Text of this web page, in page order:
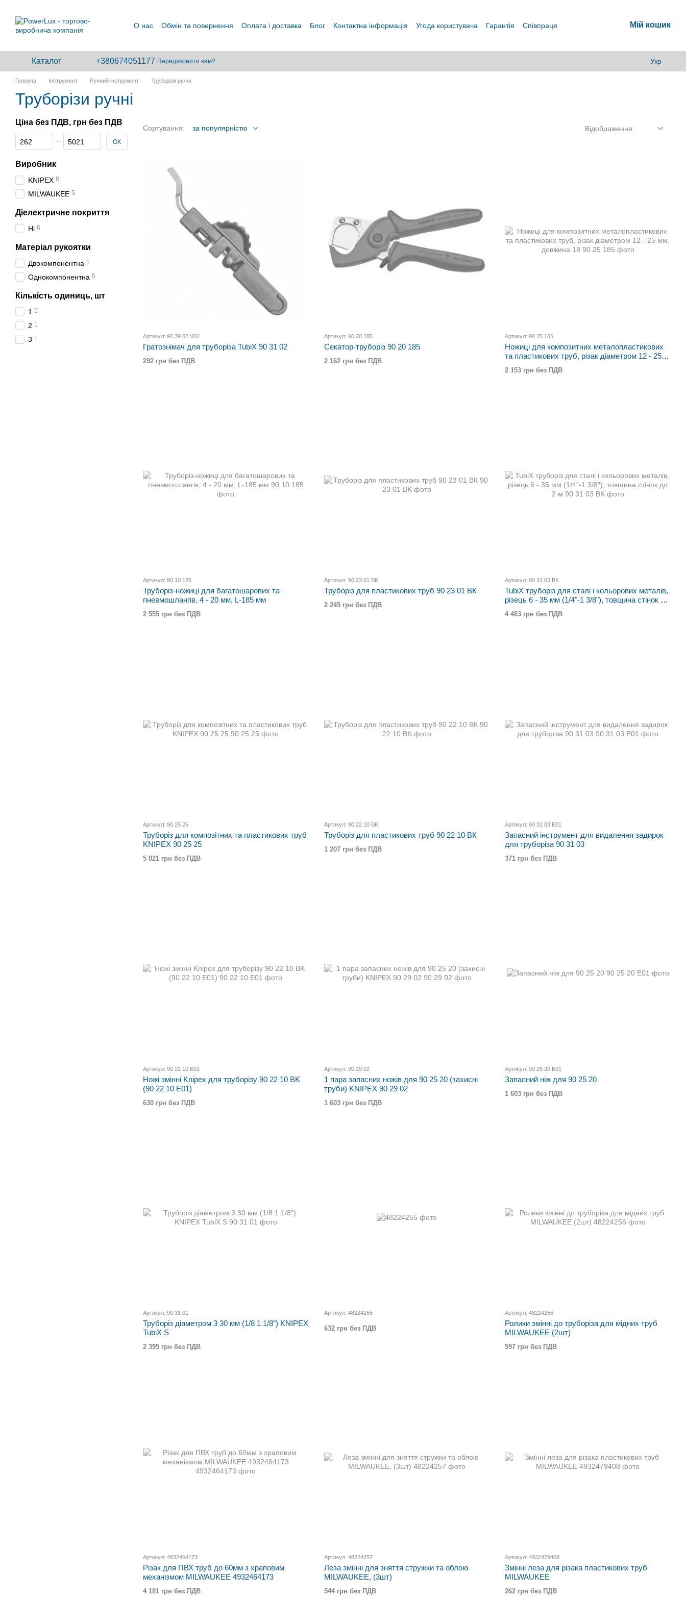
О нас Обмін та повернення Оплата і доставка Блог Контактна інформація Угода користувача Гарантія Співпраця Мій кошик
Каталог +380674051177 Передзвонити вам? Укр
Головна Інструмент Ручний інструмент Труборізи ручні
Труборізи ручні
Сортування: за популярністю Відображення:
Артикул: 90 39 02 V02
Гратознімач для труборіза TubiX 90 31 02
292 грн без ПДВ
Артикул: 90 20 185
Секатор-труборіз 90 20 185
2 162 грн без ПДВ
Артикул: 90 25 185
Ножиці для композитних металопластикових
та пластикових труб, різак діаметром 12 - 25
2 153 грн без ПДВ
Артикул: 90 10 185
Труборіз-ножиці для багатошарових та
пневмошлангів, 4 - 20 мм, L-185 мм
2 555 грн без ПДВ
Артикул: 90 23 01 BK
Труборіз для пластикових труб 90 23 01 ВК
2 245 грн без ПДВ
Артикул: 90 31 03 BK
TubiX труборіз для сталі і кольорових металів,
різець 6 - 35 мм (1/4"-1 3/8"), товщина стінок до
4 483 грн без ПДВ
Артикул: 90 25 25
Труборіз для композітних та пластикових труб
KNIPEX 90 25 25
5 021 грн без ПДВ
Артикул: 90 22 10 BK
Труборіз для пластикових труб 90 22 10 ВК
1 207 грн без ПДВ
Артикул: 90 31 03 E01
Запасний інструмент для видалення задирок
для труборіза 90 31 03
371 грн без ПДВ
Артикул: 90 22 10 E01
Ножі змінні Knipex для труборізу 90 22 10 BK
(90 22 10 E01)
630 грн без ПДВ
Артикул: 90 29 02
1 пара запасних ножів для 90 25 20 (захисні
труби) KNIPEX 90 29 02
1 603 грн без ПДВ
Артикул: 90 25 20 E01
Запасний ніж для 90 25 20
1 603 грн без ПДВ
Артикул: 90 31 01
Труборіз діаметром 3 30 мм (1/8 1 1/8") KNIPEX
TubiX S
2 395 грн без ПДВ
Артикул: 48224255
632 грн без ПДВ
Артикул: 48224256
Ролики змінні до труборіза для мідних труб
MILWAUKEE (2шт)
597 грн без ПДВ
Артикул: 4932464173
Різак для ПВХ труб до 60мм з храповим
механізмом MILWAUKEE 4932464173
4 181 грн без ПДВ
Артикул: 48224257
Леза змінні для зняття стружки та облою
MILWAUKEE, (3шт)
544 грн без ПДВ
Артикул: 4932479408
Змінні леза для різака пластикових труб
MILWAUKEE
262 грн без ПДВ
Ціна без ПДВ, грн без ПДВ
Від Ціна без ПДВ, грн без ПДВ
До Ціна без ПДВ, грн без ПДВОК
Виробник
KNIPEX 8
MILWAUKEE 5
Діелектричне покриття
Ні 6
Матеріал рукоятки
Двокомпонентна 1
Однокомпонентна 5
Кількість одиниць, шт
1 5
2 1
3 1